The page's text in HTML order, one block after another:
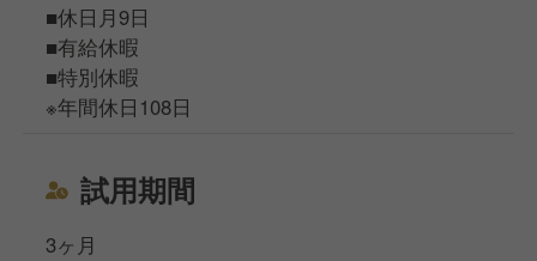
■休日月9日
■有給休暇
■特別休暇
※年間休日108日
試用期間
3ヶ月